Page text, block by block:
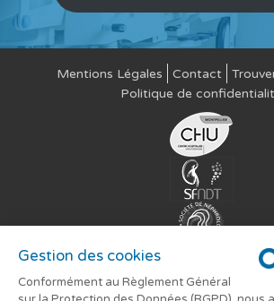
Mentions Légales Contact
Politique de
Gestion des cookies
Conformément au Règlement Général